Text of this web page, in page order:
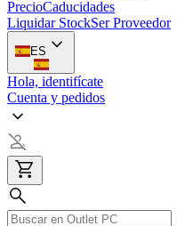
PrecioCaducidades
Liquidar StockSer Proveedor
ES
Hola, identifícate
Cuenta y pedidos